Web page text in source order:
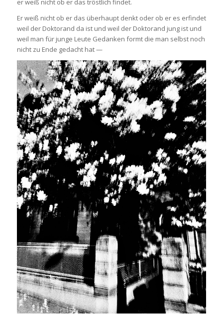
er weiß nicht ob er das tröstlich findet.
Er weiß nicht ob er das überhaupt denkt oder ob er es erfindet
weil der Doktorand da ist und weil der Doktorand jung ist und
weil man für junge Leute Gedanken formt die man selbst noch
nicht zu Ende gedacht hat —